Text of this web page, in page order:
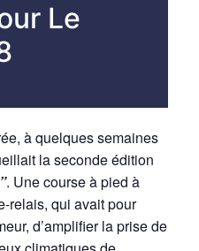
Le
à quelques semaines
la seconde édition
. Une course à pied à
relais, qui avait pour
d’amplifier la prise de